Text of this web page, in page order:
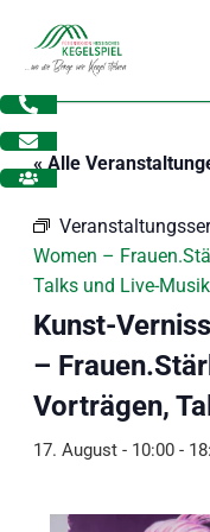
Inhalt
springen
« Alle
Women –
Talks und Live-Musik
Kunst-
–
Vorträgen,
17. August - 10:00-